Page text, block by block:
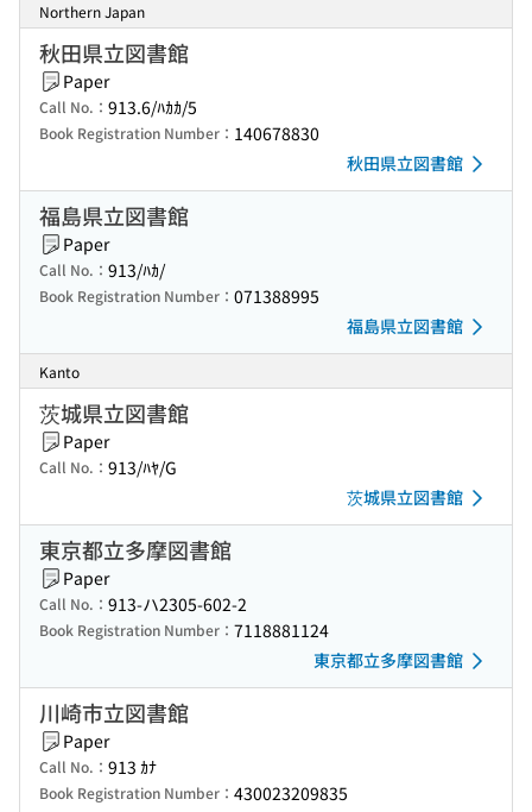
Northern Japan
秋田県立図書館
Paper
Call No.： 913.6/ﾊｶｶ/5
Book Registration Number： 140678830
秋田県立図書館
福島県立図書館
Paper
Call No.： 913/ﾊｶ/
Book Registration Number： 071388995
福島県立図書館
Kanto
茨城県立図書館
Paper
Call No.： 913/ﾊﾔ/G
茨城県立図書館
東京都立多摩図書館
Paper
Call No.： 913-ハ2305-602-2
Book Registration Number： 7118881124
東京都立多摩図書館
川崎市立図書館
Paper
Call No.： 913 ｶﾅ
Book Registration Number： 430023209835